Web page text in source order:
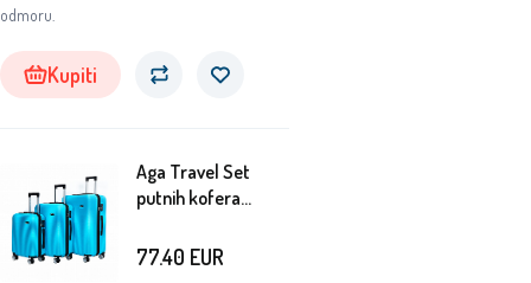
odmoru.
Kupiti
Aga Travel Set
putnih kofera
Svijetloplava
77.40 EUR